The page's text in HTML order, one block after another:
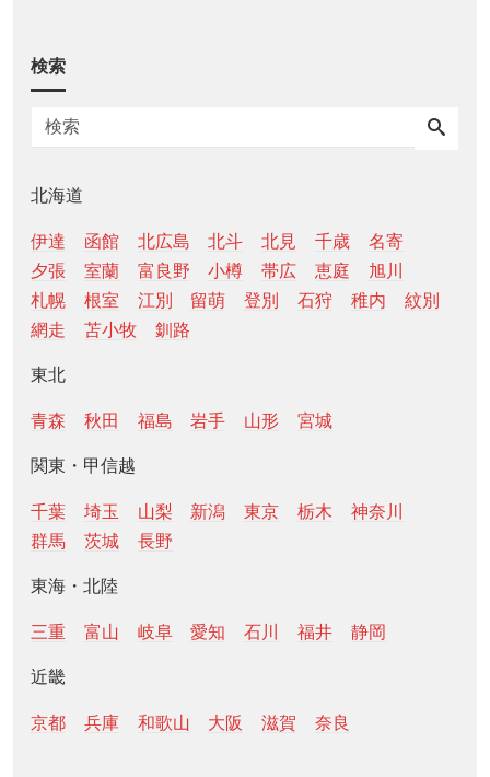
検索
北海道
伊達 函館 北広島 北斗 北見 千歳
名寄
夕張
室蘭 富良野 小樽 帯広 恵庭
旭川
札幌
根室 江別 留萌 登別 石狩 稚内
紋別
網走
苫小牧 釧路
東北
青森 秋田 福島 岩手 山形 宮城
関東・甲信越
千葉 埼玉 山梨 新潟 東京 栃木
神奈川
群馬
茨城 長野
東海・北陸
三重 富山 岐阜 愛知 石川 福井 静岡
近畿
京都 兵庫 和歌山 大阪 滋賀 奈良